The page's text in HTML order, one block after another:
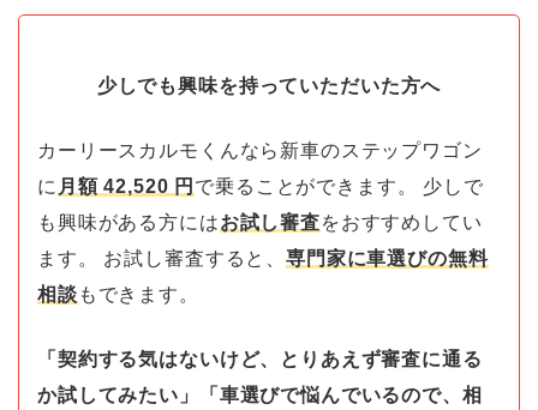
少しでも興味を持っていただいた方へ
カーリースカルモくんなら新車のステップワゴン
に 月額42,520 円 で乗ることができます。 少しで
も興味がある方にはお試し審査をおすすめしてい
ます。 お試し審査すると、専門家に車選びの無料
相談 もできます。
「契約する気はないけど、とりあえず審査に通る
か試してみたい」「車選びで悩んでいるので、相